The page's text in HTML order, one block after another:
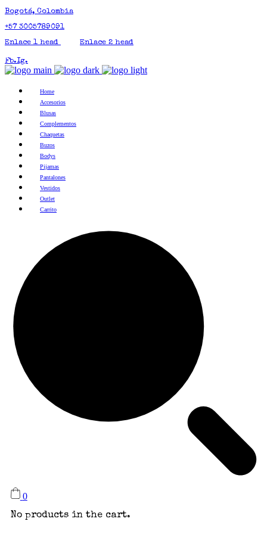
Bogotá, Colombia
+57 3005789091
Enlace 1 head
Enlace 2 head
Fb.Ig.
Home
Accesorios
Blusas
Complementos
Chaquetas
Buzos
Bodys
Pijamas
Pantalones
Vestidos
Outlet
Carrito
0
No products in the cart.